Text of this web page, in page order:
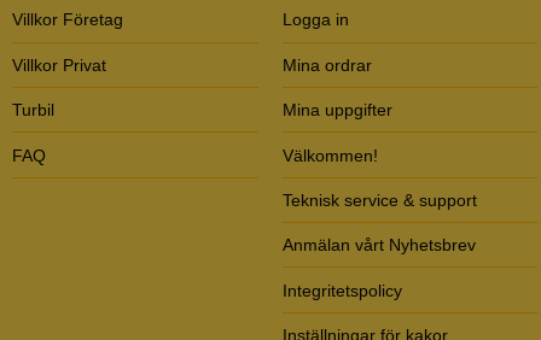
Villkor Företag
Villkor Privat
Turbil
FAQ
Logga in
Mina ordrar
Mina uppgifter
Välkommen!
Teknisk service & support
Anmälan vårt Nyhetsbrev
Integritetspolicy
Inställningar för kakor